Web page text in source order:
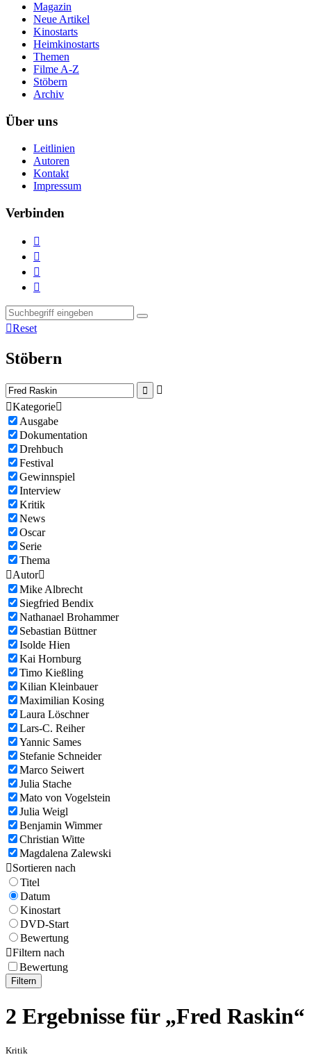
Magazin
Neue Artikel
Kinostarts
Heimkinostarts
Themen
Filme A-Z
Stöbern
Archiv
Über uns
Leitlinien
Autoren
Kontakt
Impressum
Verbinden




Reset
Stöbern


Kategorie
Ausgabe
Dokumentation
Drehbuch
Festival
Gewinnspiel
Interview
Kritik
News
Oscar
Serie
Thema
Autor
Mike Albrecht
Siegfried Bendix
Nathanael Brohammer
Sebastian Büttner
Isolde Hien
Kai Hornburg
Timo Kießling
Kilian Kleinbauer
Maximilian Kosing
Laura Löschner
Lars-C. Reiher
Yannic Sames
Stefanie Schneider
Marco Seiwert
Julia Stache
Mato von Vogelstein
Julia Weigl
Benjamin Wimmer
Christian Witte
Magdalena Zalewski
Sortieren nach
Titel
Datum
Kinostart
DVD-Start
Bewertung
Filtern nach
Bewertung
Filtern
2 Ergebnisse für „Fred Raskin“
Kritik